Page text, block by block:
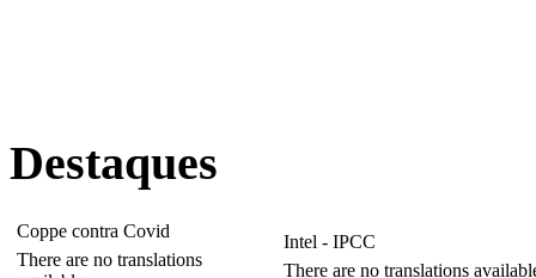
Destaques
Coppe contra Covid
There are no translations
Intel - IPCC
There are no translations